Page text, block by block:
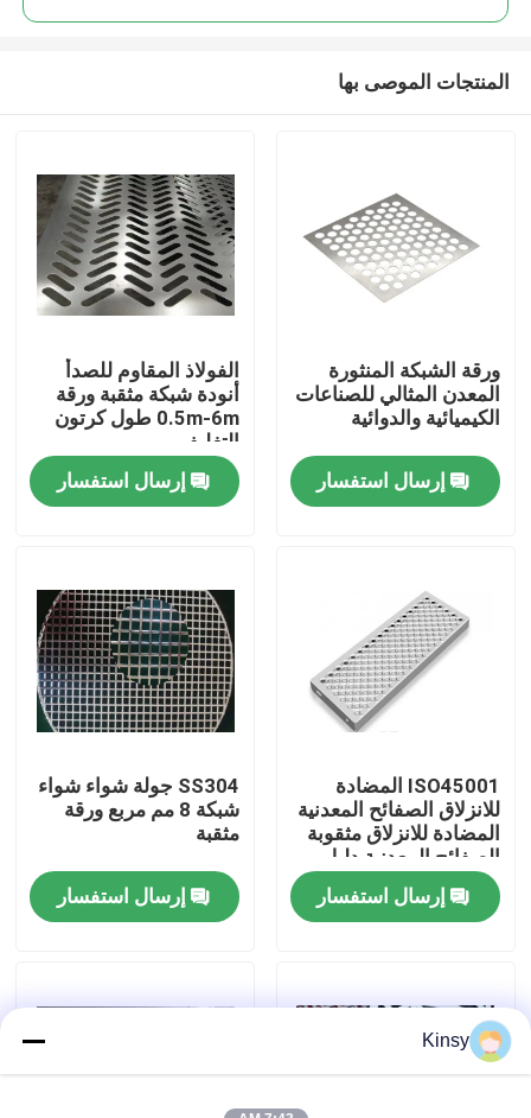
المنزل
المنتجات
حولنا
جولة في المصنع
مراقبة الجودة
اتصل بنا
القضايا
شاشة شبكة الأسلاك المنسوجة
المنتجات الموصى بها
ورقة الشبكة المنثورة
المعدن المثالي للصناعات
الكيميائية والدوائية
إرسال استفسار
الفولاذ المقاوم للصدأ
أنودة شبكة مثقبة ورقة
0.5m-6m طول كرتون
التغليف
إرسال استفسار
ISO45001 المضادة
للانزلاق الصفائح المعدنية
المضادة للانزلاق مثقوبة
الصفائح المعدنية دليل
على ارتداء
إرسال استفسار
SS304 جولة شواء شواء
شبكة 8 مم مربع ورقة
مثقبة
إرسال استفسار
Kinsy